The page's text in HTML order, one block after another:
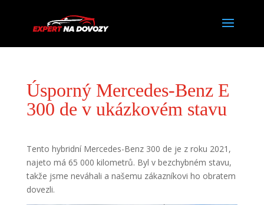
Úsporný Mercedes-Benz E
300 de v ukázkovém stavu
Tento hybridní Mercedes-Benz 300 de je z roku 2021,
najeto má 65 000 kilometrů. Byl v bezchybném stavu,
takže jsme neváhali a našemu zákazníkovi ho obratem
dovezli.